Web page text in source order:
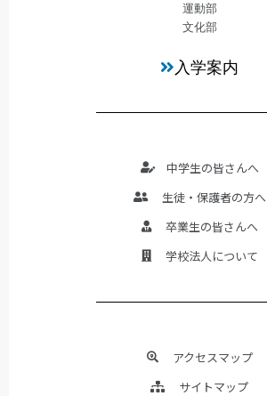
運動部
文化部
入学案内
中学生の皆さんへ
生徒・保護者の方へ
卒業生の皆さんへ
学校法人について
アクセスマップ
サイトマップ